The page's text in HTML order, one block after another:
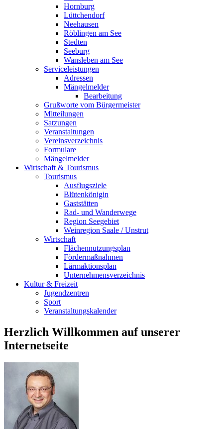
Hornburg
Lüttchendorf
Neehausen
Röblingen am See
Stedten
Seeburg
Wansleben am See
Serviceleistungen
Adressen
Mängelmelder
Bearbeitung
Grußworte vom Bürgermeister
Mitteilungen
Satzungen
Veranstaltungen
Vereinsverzeichnis
Formulare
Mängelmelder
Wirtschaft & Tourismus
Tourismus
Ausflugsziele
Blütenkönigin
Gaststätten
Rad- und Wanderwege
Region Seegebiet
Weinregion Saale / Unstrut
Wirtschaft
Flächennutzungsplan
Fördermaßnahmen
Lärmaktionsplan
Unternehmensverzeichnis
Kultur & Freizeit
Jugendzentren
Sport
Veranstaltungskalender
Herzlich Willkommen auf unserer
Internetseite